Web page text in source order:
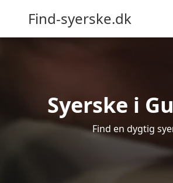
Find-syerske.dk
Syerske i
Find en dygtig